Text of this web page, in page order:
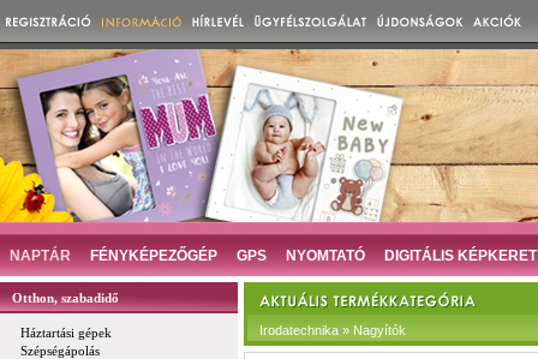
NAPTÁR FÉNYKÉPEZŐGÉP GPS NYOMTATÓ DIGITÁLIS KÉPKERET
Otthon, szabadidő
Háztartási gépek
Szépségápolás
Irodatechnika » Nagyítók